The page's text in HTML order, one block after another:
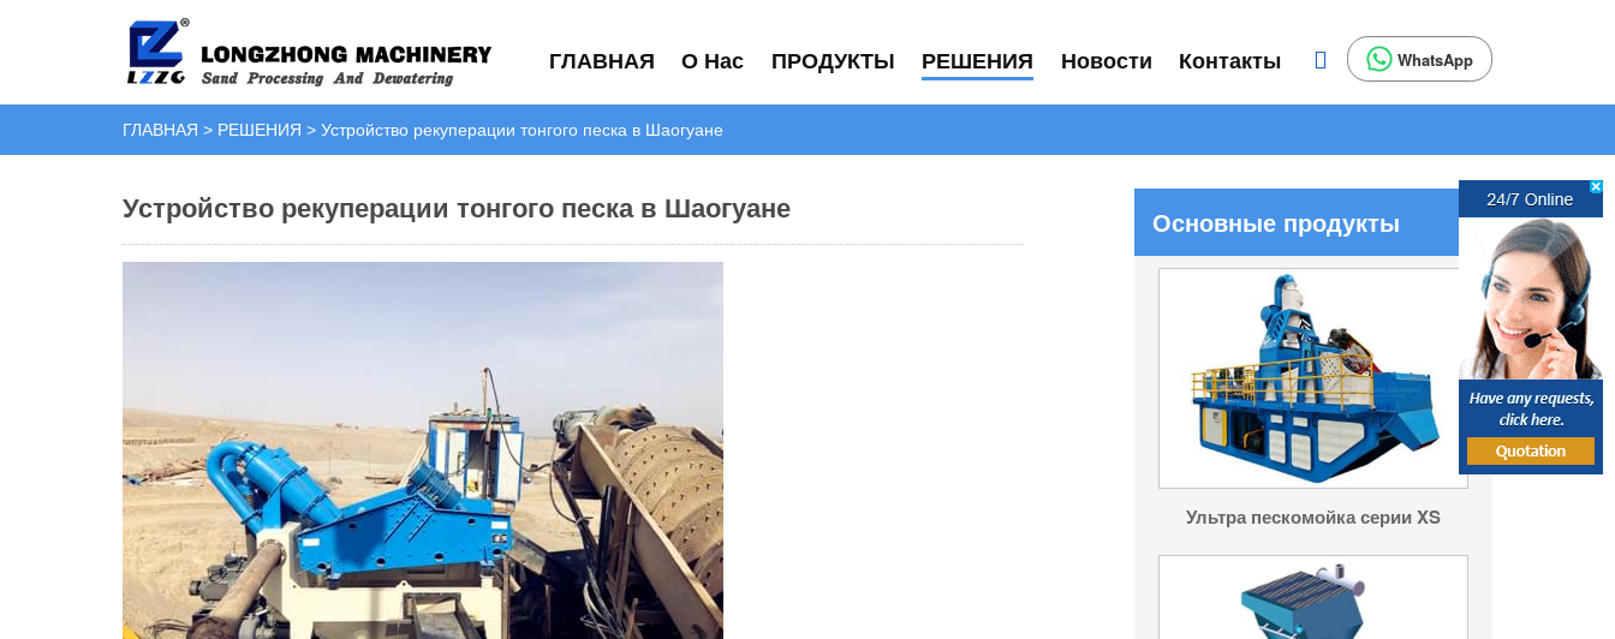
ГЛАВНАЯ О Нас ПРОДУКТЫ РЕШЕНИЯ Новости Контакты WhatsApp
ГЛАВНАЯ > РЕШЕНИЯ > Устройство рекуперации тонгого песка в Шаогуане
Устройство рекуперации тонгого песка в Шаогуане Основные продукты
Ультра пескомойка серии XS